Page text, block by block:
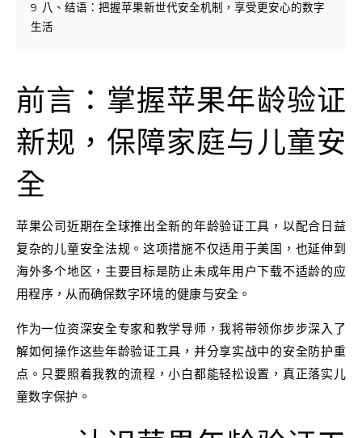
9 八、结语：把握苹果新世代安全机制，享受更安心的数字
生活
前言：掌握苹果年龄验证
新规，保障家庭与儿童安
全
苹果公司近期在全球推出全新的年龄验证工具，以配合日益
复杂的儿童安全法规。这项措施不仅适用于美国，也延伸到
海外多个地区，主要目标是防止未成年用户下载不适龄的应
用程序，从而确保数字环境的健康与安全。
作为一位资深安全专家和教学导师，我将带领你步步深入了
解如何操作这些年龄验证工具，并分享实战中的安全防护重
点。只要照着我教的流程，小白都能轻松设置，真正落实儿
童数字保护。